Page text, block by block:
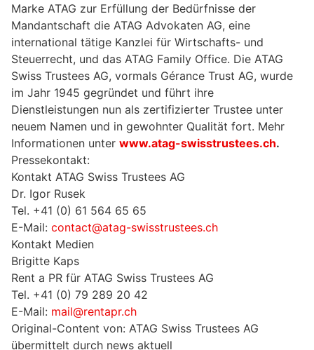
Marke ATAG zur Erfüllung der Bedürfnisse der
Mandantschaft die ATAG Advokaten AG, eine
international tätige Kanzlei für Wirtschafts- und
Steuerrecht, und das ATAG Family Office. Die ATAG
Swiss Trustees AG, vormals Gérance Trust AG, wurde
im Jahr 1945 gegründet und führt ihre
Dienstleistungen nun als zertifizierter Trustee unter
neuem Namen und in gewohnter Qualität fort. Mehr
Informationen unter www.atag-swisstrustees.ch.
Pressekontakt:
Kontakt ATAG Swiss Trustees AG
Dr. Igor Rusek
Tel. +41 (0) 61 564 65 65
E-Mail: contact@atag-swisstrustees.ch
Kontakt Medien
Brigitte Kaps
Rent a PR für ATAG Swiss Trustees AG
Tel. +41 (0) 79 289 20 42
E-Mail: mail@rentapr.ch
Original-Content von: ATAG Swiss Trustees AG
übermittelt durch news aktuell